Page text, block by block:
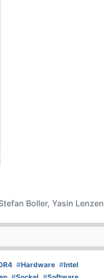
Boller, Yasin Lenzen
#Hardware #Intel